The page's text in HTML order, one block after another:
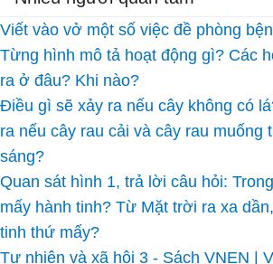
Viết vào vở một số việc đề phòng
Từng hình mô tả hoạt động gì? Các
ra ở đâu? Khi nào?
Điều gì sẽ xảy ra nếu cây không có
ra nếu cây rau cải và cây rau muống
sáng?
Quan sát hình 1, trả lời câu hỏi:
mấy hành tinh? Từ Mặt trời ra xa
tinh thứ mấy?
Tự nhiên và xã hội 3 - Sách VNEN |